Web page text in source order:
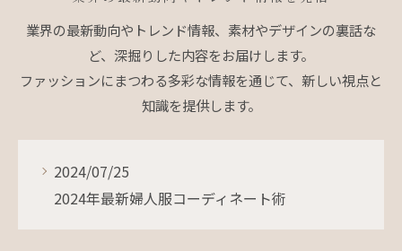
業界の最新動向やトレンド情報、素材やデザインの裏話な
ど、深掘りした内容をお届けします。
ファッションにまつわる多彩な情報を通じて、新しい視点と
知識を提供します。
2024/07/25
2024年最新婦人服コーディネート術